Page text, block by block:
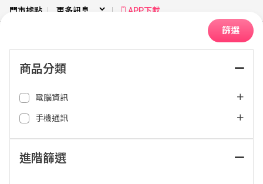
門市據點 APP下載
首頁 炫彩RGB
篩選
商品分類
電腦資訊
手機通訊
進階篩選
排序：